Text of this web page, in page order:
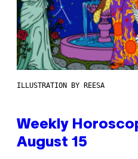
ILLUSTRATION BY REESA
Weekly
August 15